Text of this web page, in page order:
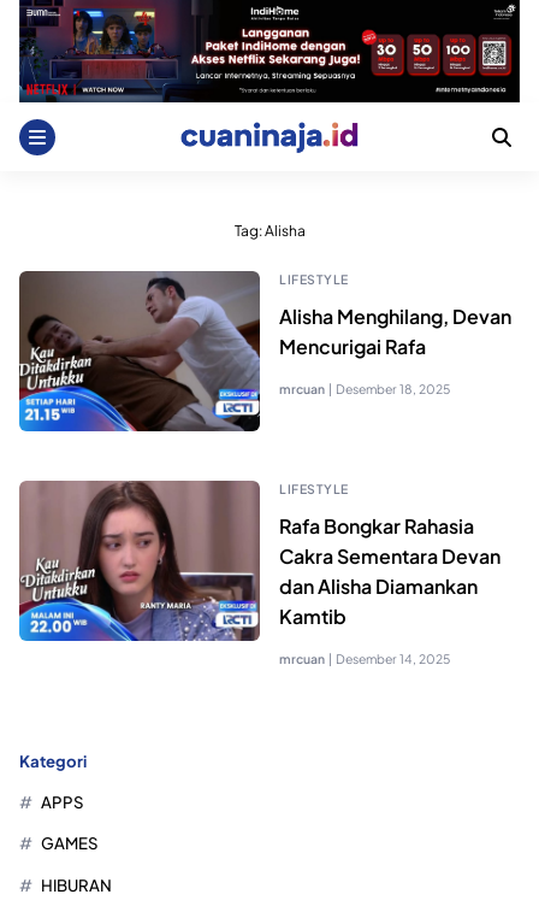
Skip
content
Tag:Alisha
LIFESTYLE
Alisha Menghilang, Devan
Mencurigai Rafa
mrcuan | Desember 18, 2025
LIFESTYLE
Rafa Bongkar Rahasia
Cakra Sementara Devan
dan Alisha Diamankan
Kamtib
mrcuan | Desember 14, 2025
Kategori
APPS
GAMES
HIBURAN